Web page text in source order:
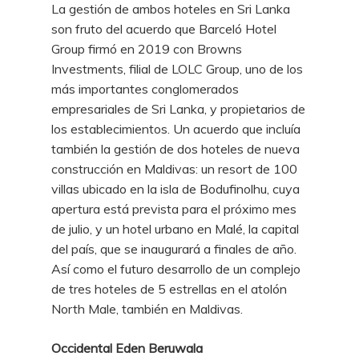
La gestión de ambos hoteles en Sri Lanka
son fruto del acuerdo que Barceló Hotel
Group firmó en 2019 con Browns
Investments, filial de LOLC Group, uno de los
más importantes conglomerados
empresariales de Sri Lanka, y propietarios de
los establecimientos. Un acuerdo que incluía
también la gestión de dos hoteles de nueva
construcción en Maldivas: un resort de 100
villas ubicado en la isla de Bodufinolhu, cuya
apertura está prevista para el próximo mes
de julio, y un hotel urbano en Malé, la capital
del país, que se inaugurará a finales de año.
Así como el futuro desarrollo de un complejo
de tres hoteles de 5 estrellas en el atolón
North Male, también en Maldivas.
Occidental Eden Beruwala